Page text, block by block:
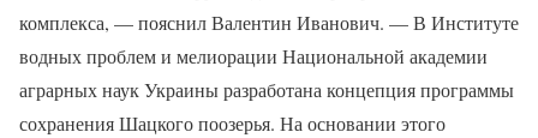
комплекса, — пояснил Валентин Иванович. — В Институте
водных проблем и мелиорации Национальной академии
аграрных наук Украины разработана концепция программы
сохранения Шацкого поозерья. На основании этого